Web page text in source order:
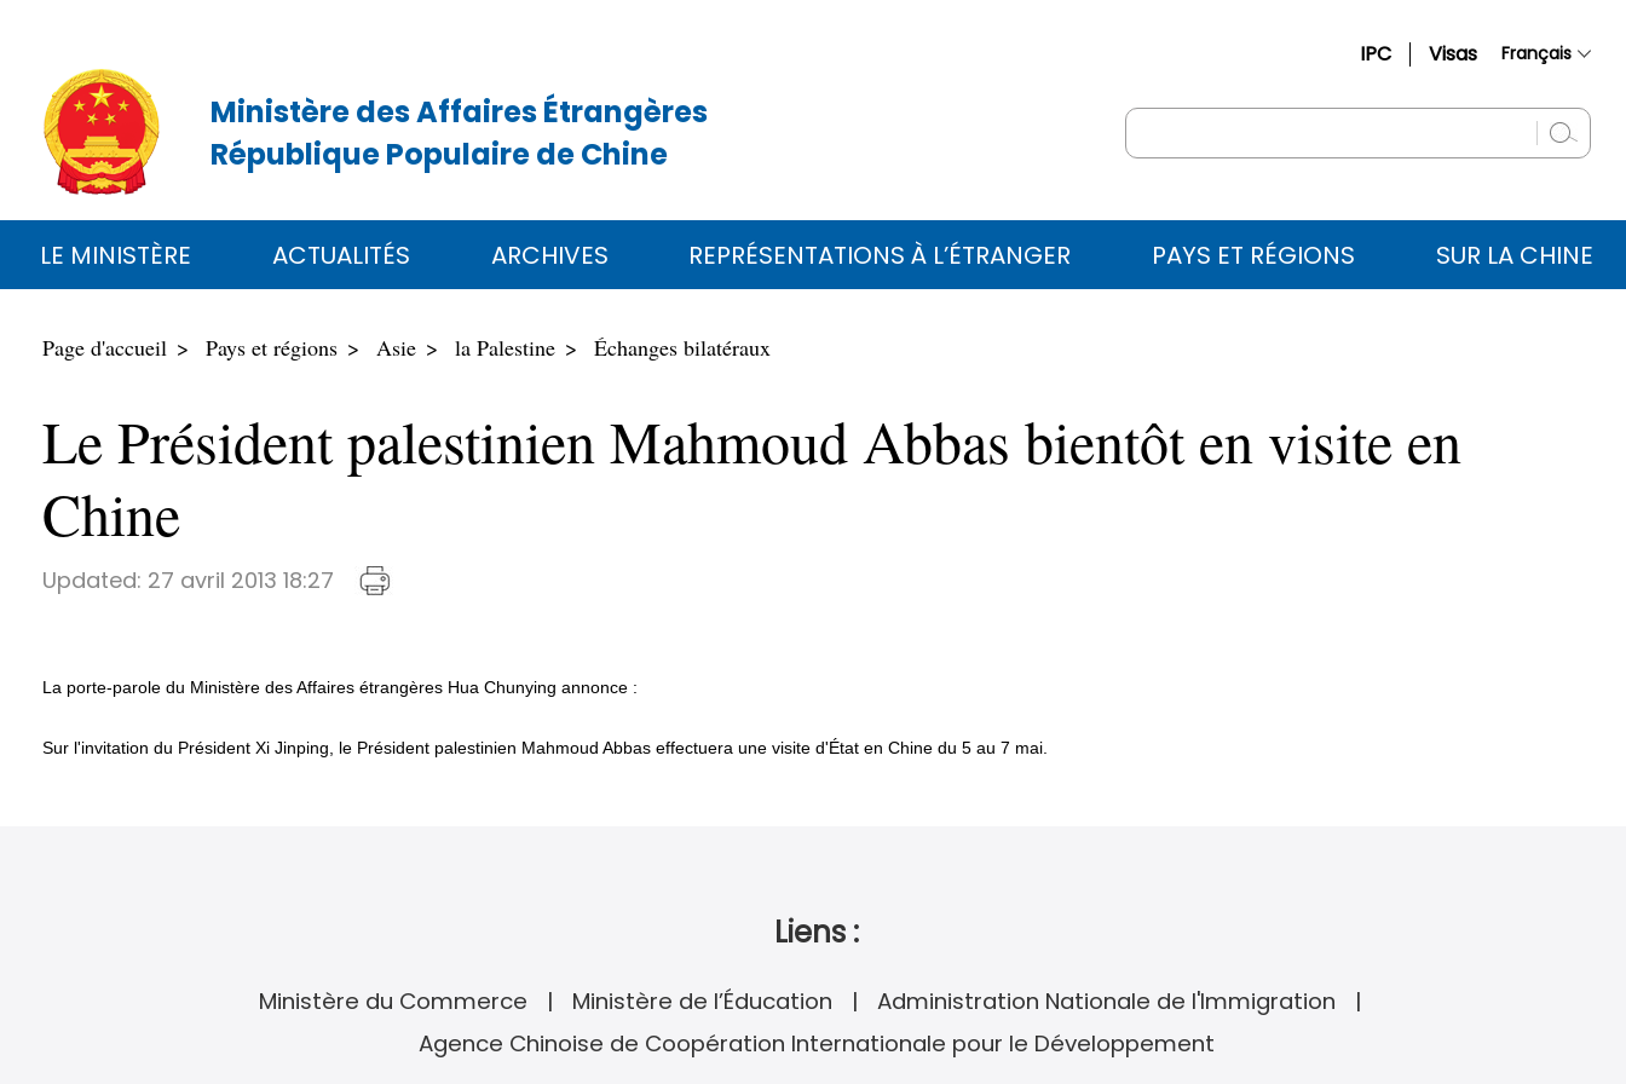
IPC Visas Français
English
عربي
Ministère des Affaires Étrangères
République Populaire de Chine
LE MINISTÈRE ACTUALITÉS ARCHIVES REPRÉSENTATIONS À L’ÉTRANGER PAYS ET RÉGIONS SUR LA CHINE
Page d'accueil Pays et régions Asie la Palestine Échanges bilatéraux
Le Président palestinien Mahmoud Abbas bientôt en visite en
Chine
Updated: 27 avril 2013 18:27
La porte-parole du Ministère des Affaires étrangères Hua Chunying annonce :
Sur l'invitation du Président Xi Jinping, le Président palestinien Mahmoud Abbas effectuera une visite d'État en Chine du 5 au 7 mai.
Liens :
Ministère du Commerce Ministère de l’Éducation
Administration Nationale de l'Immigration
Agence Chinoise de Coopération Internationale pour le Développement